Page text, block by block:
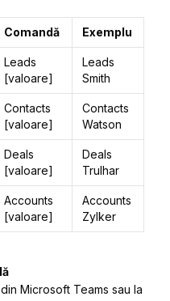
Comandă Exemplu
Leads
[valoare]
Leads
Smith
Contacts
[valoare]
Contacts
Watson
Deals
[valoare]
Deals
Trulhar
Accounts
[valoare]
Accounts
Zylker
Microsoft Teams sau la